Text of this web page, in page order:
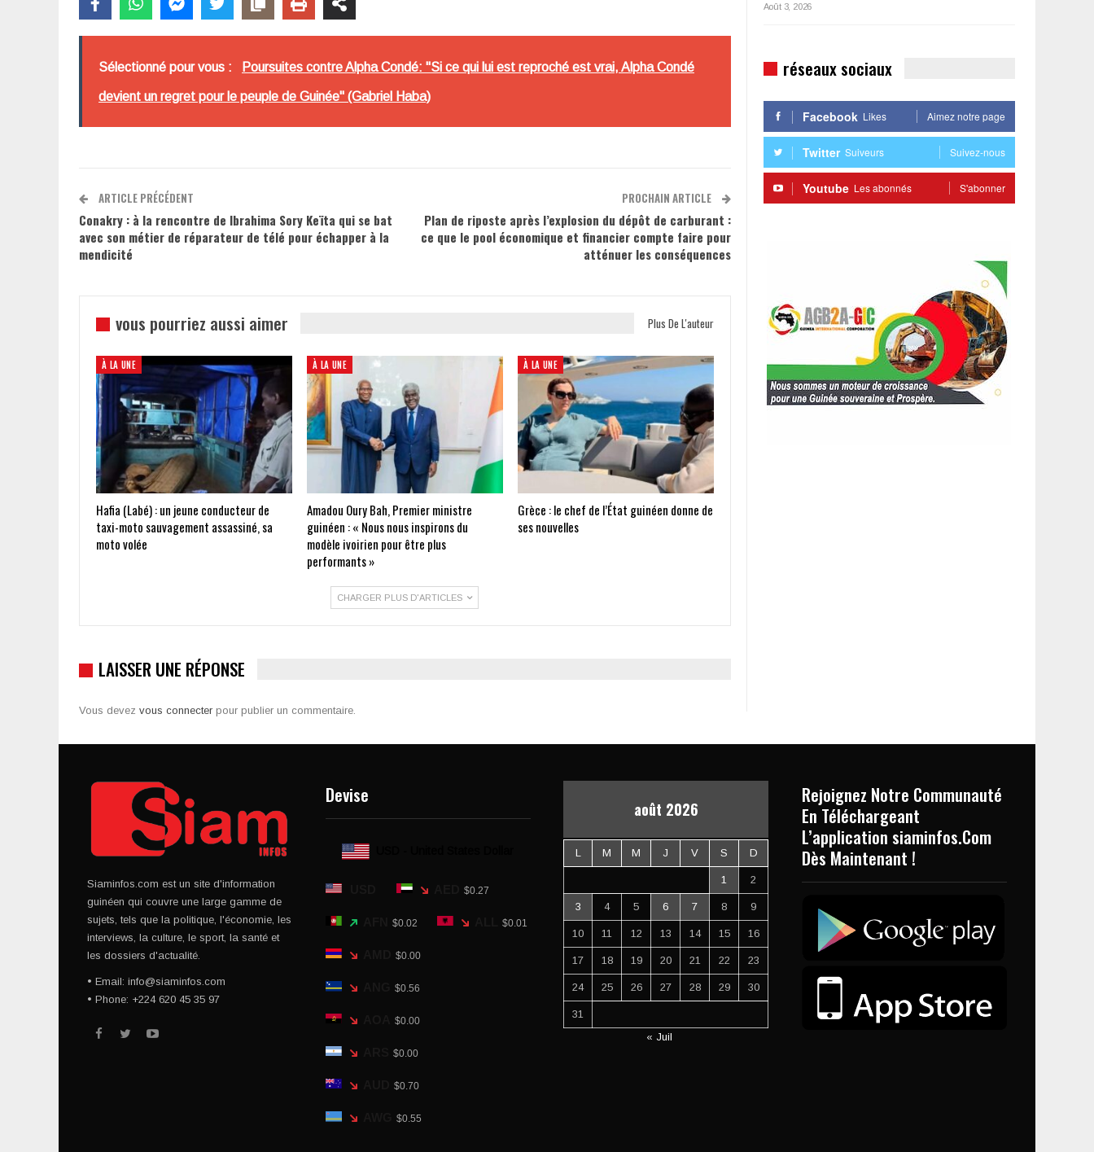
Sélectionné pour vous : Poursuites contre Alpha Condé: "Si ce qui lui est reproché est vrai, Alpha Condé
devient un regret pour le peuple de Guinée" (Gabriel Haba)
ARTICLE PRÉCÉDENT
Conakry : à la rencontre de Ibrahima Sory Keïta qui se bat
avec son métier de réparateur de télé pour échapper à la
mendicité
PROCHAIN ARTICLE
Plan de riposte après l’explosion du dépôt de carburant :
ce que le pool économique et financier compte faire pour
atténuer les conséquences
vous pourriez aussi aimer Plus De L'auteur
À LA UNE
Hafia (Labé) : un jeune conducteur de
taxi-moto sauvagement assassiné, sa
moto volée
À LA UNE
Amadou Oury Bah, Premier ministre
guinéen : « Nous nous inspirons du
modèle ivoirien pour être plus
performants »
À LA UNE
Grèce : le chef de l’État guinéen donne de
ses nouvelles
CHARGER PLUS D'ARTICLES
LAISSER UNE RÉPONSE
Vous devez vous connecter pour publier un commentaire.
Août 3, 2026
réseaux sociaux
Facebook Likes Aimez notre page
Twitter Suiveurs Suivez-nous
Youtube Les abonnés S'abonner
Siaminfos.com est un site d'information
guinéen qui couvre une large gamme de
sujets, tels que la politique, l'économie, les
interviews, la culture, le sport, la santé et
les dossiers d'actualité.
• Email: info@siaminfos.com
• Phone: +224 620 45 35 97
Devise
$0.27
$0.02 $0.01
$0.00
$0.56
$0.00
$0.00
$0.70
$0.55
août 2026
L M M J V S D
1 2
3 4 5 6 7 8 9
10 11 12 13 14 15 16
17 18 19 20 21 22 23
24 25 26 27 28 29 30
31
« Juil
Rejoignez Notre Communauté
En Téléchargeant
L’application siaminfos.Com
Dès Maintenant !